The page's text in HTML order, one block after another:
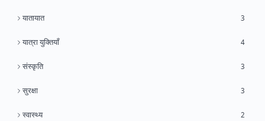
यातायात 3
यात्रा युक्तियाँ 4
संस्कृति 3
सुरक्षा 3
स्वास्थ्य 2